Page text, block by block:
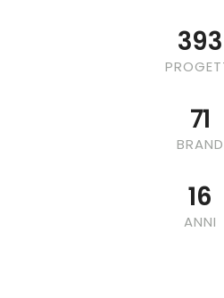
424
77
BRAND
18
ANNI